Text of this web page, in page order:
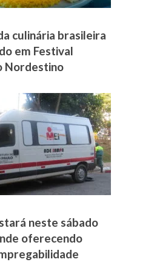
culinária brasileira
em Festival
Nordestino
neste sábado
oferecendo